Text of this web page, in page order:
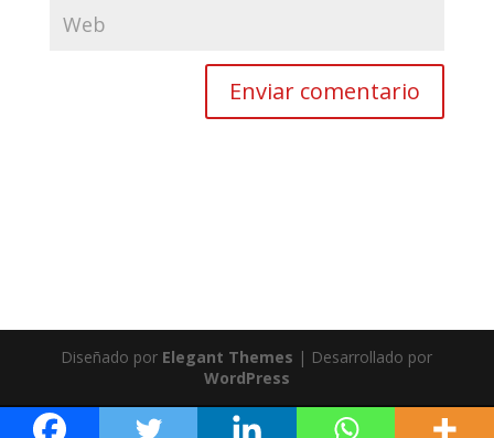
Diseñado por Elegant Themes | Desarrollado por
WordPress